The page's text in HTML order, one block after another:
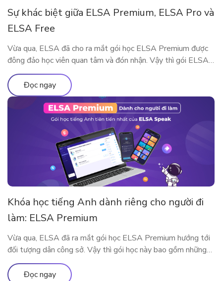
Sự khác biệt giữa ELSA Premium, ELSA Pro và
ELSA Free
Vừa qua, ELSA đã cho ra mắt gói học ELSA Premium được
đông đảo học viên quan tâm và đón nhận. Vậy thì gói ELSA
Premium có gì khác so với ELSA Pro và ELSA Free? Hãy
cùng tìm hiểu qua bài viết này nhé!
Đọc ngay
Khóa học tiếng Anh dành riêng cho người đi
làm: ELSA Premium
Vừa qua, ELSA đã ra mắt gói học ELSA Premium hướng tới
đối tượng dân công sở. Vậy thì gói học này bao gồm những
gì? Vì sao ELSA Premium lại phù hợp với người đi làm? Hãy
cùng tìm hiểu qua bài viết sau nhé!
Đọc ngay